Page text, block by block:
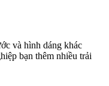
và hình dáng khác
bạn thêm nhiều trải